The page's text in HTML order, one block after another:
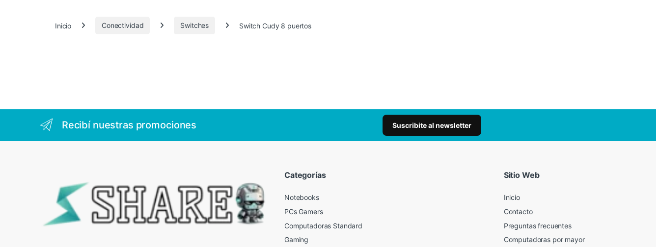
8
Inicio Conectividad Switches Switch Cudy 8 puertos
Recibí nuestras promociones Suscribite al newsletter
Categorías
Notebooks
PCs Gamers
Computadoras Standard
Gaming
Sitio Web
Inicio
Contacto
Preguntas frecuentes
Computadoras por mayor